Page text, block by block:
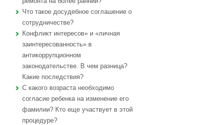
Что такое досудебное соглашение о
сотрудничестве?
Конфликт интересов» и «личная
заинтересованность» в
антикоррупционном
законодательстве. В чем разница?
Какие последствия?
С какого возраста необходимо
согласие ребенка на изменение его
фамилии? Кто еще участвует в этой
процедуре?